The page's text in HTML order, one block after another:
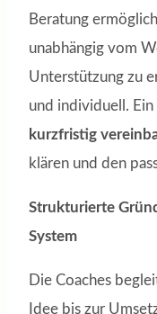
Beratung
unabhängig vom
Unterstützung zu
und individuell. Ein
kurzfristig
klären und den
Strukturierte
System
Die Coaches
Idee bis zur